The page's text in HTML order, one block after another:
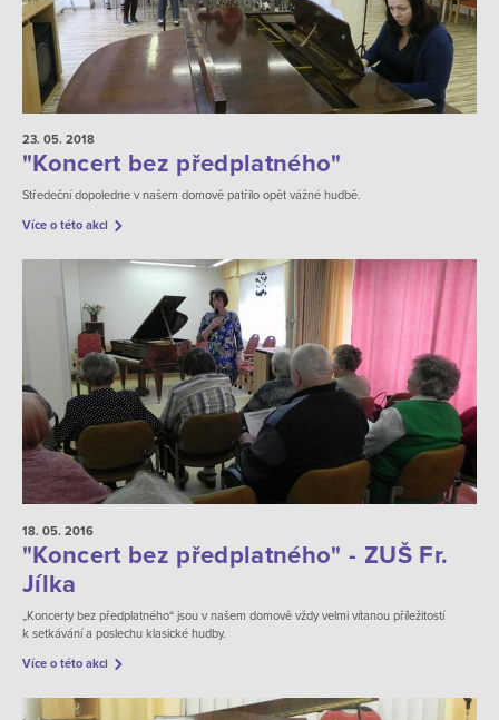
23. 05. 2018
"Koncert bez předplatného"
Středeční dopoledne v našem domově patřilo opět vážné hudbě.
Více o této akci
18. 05. 2016
"Koncert bez předplatného" - ZUŠ Fr.
Jílka
„Koncerty bez předplatného“ jsou v našem domově vždy velmi vítanou příležitostí
k setkávání a poslechu klasické hudby.
Více o této akci